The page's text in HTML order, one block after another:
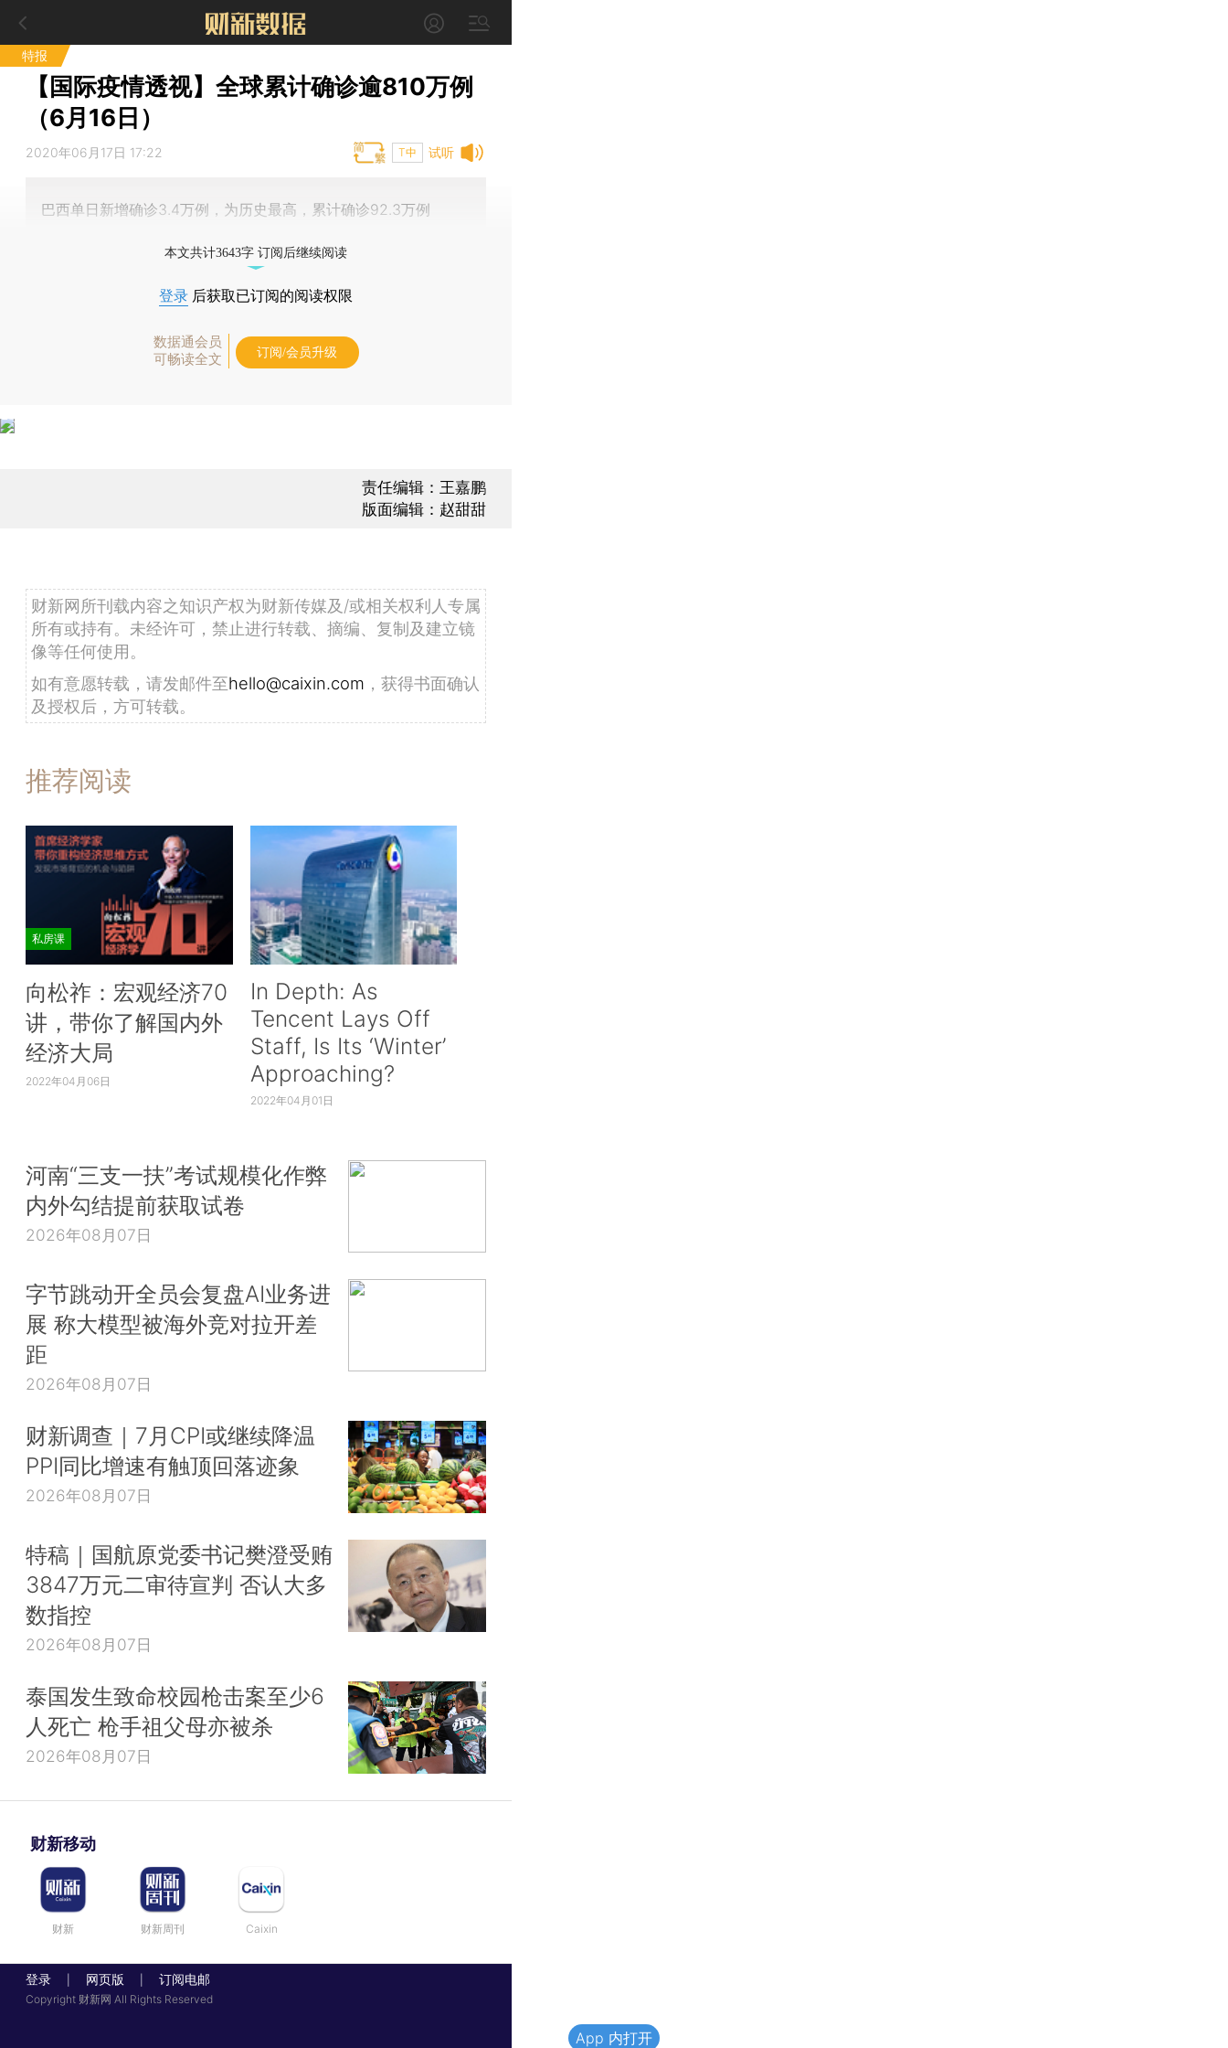
特报
【国际疫情透视】全球累计确诊逾810万例
（6月16日）
试听
2020年06月17日 17:22 T中
巴西单日新增确诊3.4万例，为历史最高，累计确诊92.3万例
本文共计3643字 订阅后继续阅读
登录 后获取已订阅的阅读权限
数据通会员
可畅读全文
订阅/会员升级
责任编辑：王嘉鹏
版面编辑：赵甜甜
财新网所刊载内容之知识产权为财新传媒及/或相关权利人专属
所有或持有。未经许可，禁止进行转载、摘编、复制及建立镜
像等任何使用。
如有意愿转载，请发邮件至hello@caixin.com ，获得书面确认
及授权后，方可转载。
推荐阅读
私房课
向松祚：宏观经济70
讲，带你了解国内外
经济大局
2022年04月06日
In Depth: As
Tencent Lays Off
Staff, Is Its ‘Winter’
Approaching?
2022年04月01日
河南“三支一扶”考试规模化作弊
内外勾结提前获取试卷
2026年08月07日
字节跳动开全员会复盘AI业务进
展 称大模型被海外竞对拉开差
距
2026年08月07日
财新调查｜7月CPI或继续降温
PPI同比增速有触顶回落迹象
2026年08月07日
特稿｜国航原党委书记樊澄受贿
3847万元二审待宣判 否认大多
数指控
2026年08月07日
泰国发生致命校园枪击案至少6
人死亡 枪手祖父母亦被杀
2026年08月07日
财新移动
财新 财新周刊 Caixin
登录 网页版 订阅电邮
Copyright 财新网 All Rights Reserved
App 内打开